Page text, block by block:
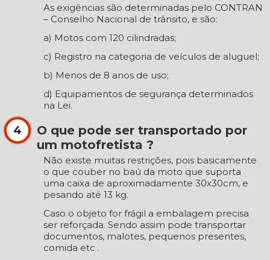
As exigências são determinadas pelo CONTRAN
– Conselho Nacional de trânsito, e são:
a) Motos com 120 cilindradas;
c) Registro na categoria de veículos de aluguel;
b) Menos de 8 anos de uso;
d) Equipamentos de segurança determinados
na Lei.
4
O que pode ser transportado por
um motofretista ?
Não existe muitas restrições, pois basicamente
o que couber no baú da moto que suporta
uma caixa de aproximadamente 30x30cm, e
pesando até 13 kg.
Caso o objeto for frágil a embalagem precisa
ser reforçada. Sendo assim pode transportar
documentos, malotes, pequenos presentes,
comida etc .